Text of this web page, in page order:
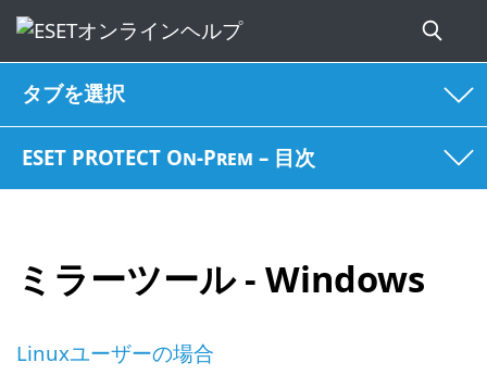
タブを選択
ESET PROTECT On-Prem – 目次
ミラーツール - Windows
Linuxユーザーの場合